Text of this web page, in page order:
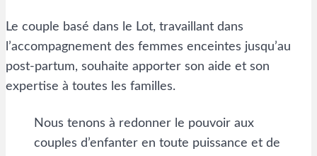
Le couple basé dans le Lot, travaillant dans
l’accompagnement des femmes enceintes jusqu’au
post-partum, souhaite apporter son aide et son
expertise à toutes les familles.
Nous tenons à redonner le pouvoir aux
couples d’enfanter en toute puissance et de